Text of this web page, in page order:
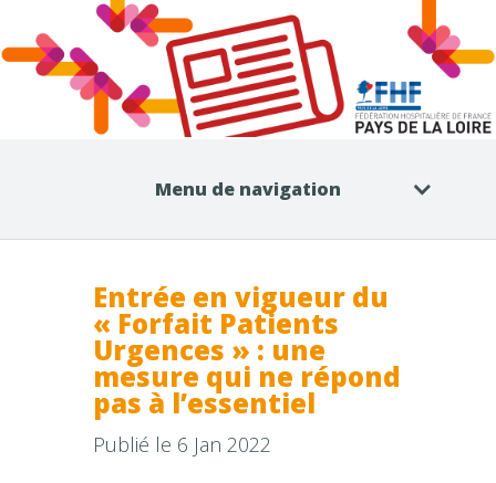
Menu de navigation
Entrée en vigueur du
« Forfait Patients
Urgences » : une
mesure qui ne répond
pas à l’essentiel
Publié le 6 Jan 2022